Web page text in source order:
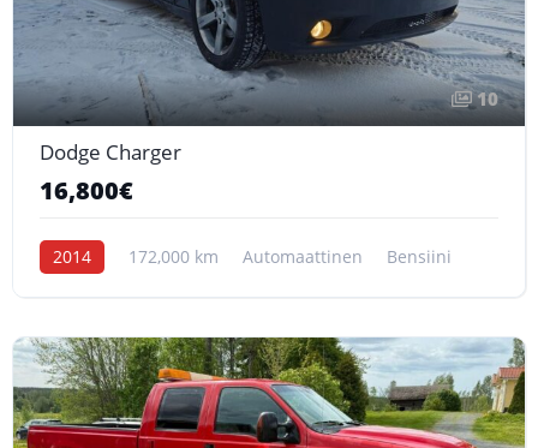
10
Dodge Charger
16,800€
2014 172,000 km Automaattinen Bensiini